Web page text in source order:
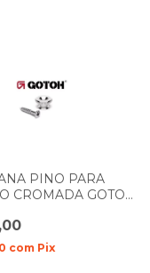
PINO PARA
CROMADA GOTOH
com Pix